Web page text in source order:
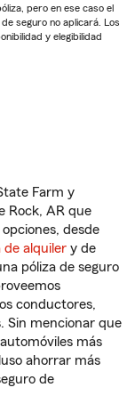
pero en ese caso el
seguro no aplicará. Los
y elegibilidad
Farm y
Rock, AR que
desde
de alquiler y de
póliza de seguro
conductores,
Sin mencionar que
más
ahorrar más
de